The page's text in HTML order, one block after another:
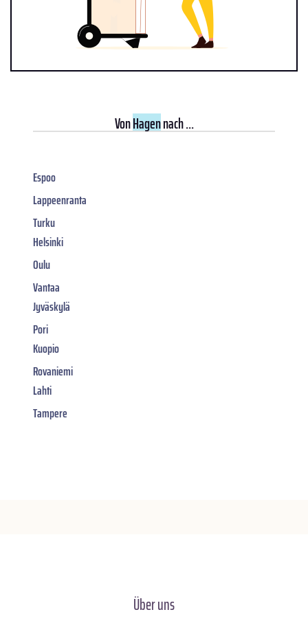
VonHagennach ...
Espoo
Lappeenranta
Turku
Helsinki
Oulu
Vantaa
Jyväskylä
Pori
Kuopio
Rovaniemi
Lahti
Tampere
Über uns